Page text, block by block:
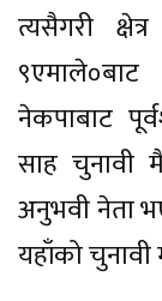
त्यसैगरी
९एमाले०बाट
नेकपाबाट
साह चुनावी
अनुभवी नेता
यहाँको